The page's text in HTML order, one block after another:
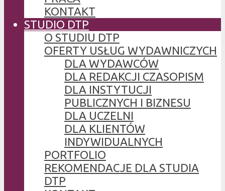
KONTAKT
STUDIO DTP
O STUDIU DTP
OFERTY USŁUG WYDAWNICZYCH
DLA WYDAWCÓW
DLA REDAKCJI CZASOPISM
DLA INSTYTUCJI
PUBLICZNYCH I BIZNESU
DLA UCZELNI
DLA KLIENTÓW
INDYWIDUALNYCH
PORTFOLIO
REKOMENDACJE DLA STUDIA
DTP